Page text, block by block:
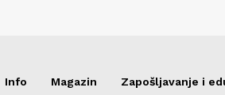
Info Magazin Zapošljavanje i